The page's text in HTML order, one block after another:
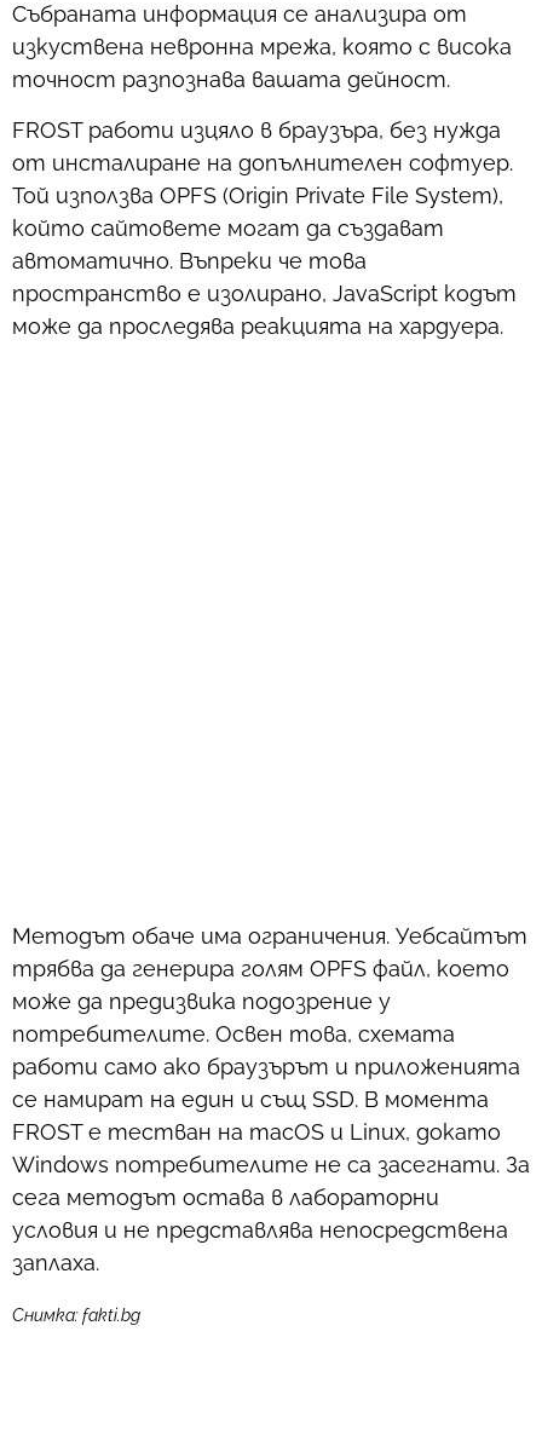
Събраната информация се анализира от
изкуствена невронна мрежа, която с висока
точност разпознава вашата дейност.
FROST работи изцяло в браузъра, без нужда
от инсталиране на допълнителен софтуер.
Той използва OPFS (Origin Private File System),
който сайтовете могат да създават
автоматично. Въпреки че това
пространство е изолирано, JavaScript кодът
може да проследява реакцията на хардуера.
Методът обаче има ограничения. Уебсайтът
трябва да генерира голям OPFS файл, което
може да предизвика подозрение у
потребителите. Освен това, схемата
работи само ако браузърът и приложенията
се намират на един и същ SSD. В момента
FROST е тестван на macOS и Linux, докато
Windows потребителите не са засегнати. За
сега методът остава в лабораторни
условия и не представлява непосредствена
заплаха.
Снимка: fakti.bg